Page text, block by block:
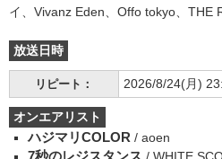
イ、Vivanz Eden、Offo tokyo、THE
放送日時
リピート： 2026/8/24(月)
オンエアリスト
ハジマリCOLOR / aoen